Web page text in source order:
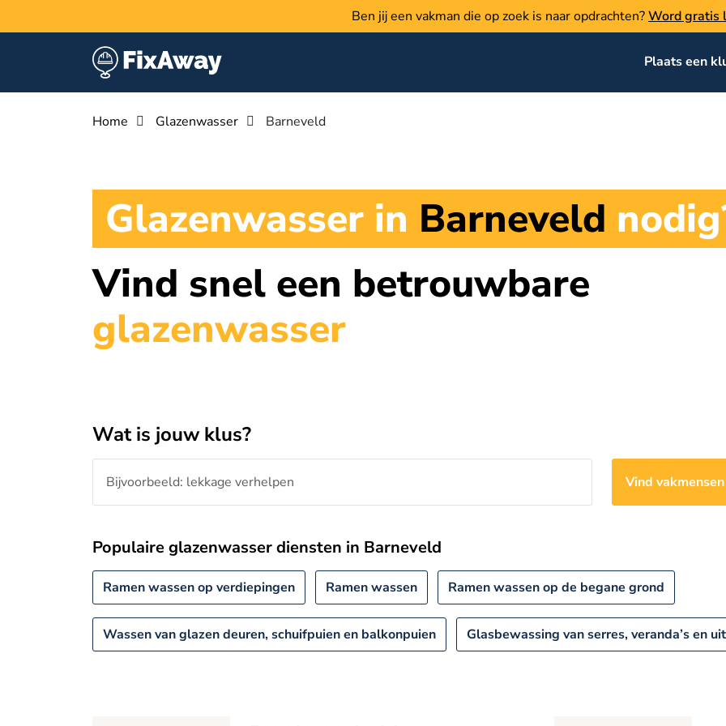
Ben jij een vakman die op zoek is naar opdrachten?Word gratis
Plaats een
Home Glazenwasser Barneveld
Glazenwasser in Barneveld
Vind snel een betrouwbare
glazenwasser
Wat is jouw klus?
Vind vakmensen
Populaire glazenwasser diensten in Barneveld
Ramen wassen op verdiepingen Ramen wassen Ramen wassen op de begane grond
Wassen van glazen deuren, schuifpuien en balkonpuien Glasbewassing van serres, veranda’s en